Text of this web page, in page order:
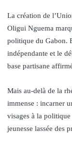
La création de
Oligui Nguema
politique du Gabon.
indépendante et le
base partisane
Mais au-delà de la
immense : incarner
visages à la
jeunesse lassée des